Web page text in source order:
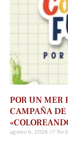
POR UN MER
CAMPAÑA
agosto 6, 2026 No